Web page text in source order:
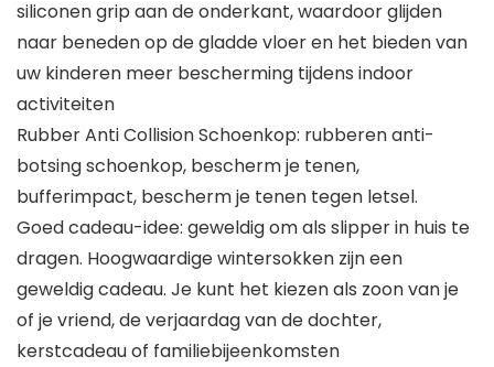
siliconen grip aan de onderkant, waardoor glijden
naar beneden op de gladde vloer en het bieden van
uw kinderen meer bescherming tijdens indoor
activiteiten
Rubber Anti Collision Schoenkop: rubberen anti-
botsing schoenkop, bescherm je tenen,
bufferimpact, bescherm je tenen tegen letsel.
Goed cadeau-idee: geweldig om als slipper in huis te
dragen. Hoogwaardige wintersokken zijn een
geweldig cadeau. Je kunt het kiezen als zoon van je
of je vriend, de verjaardag van de dochter,
kerstcadeau of familiebijeenkomsten